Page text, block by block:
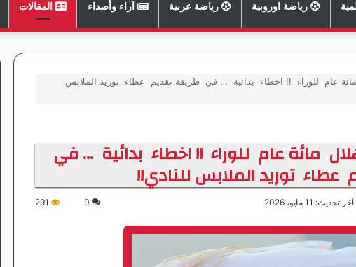
رياضة اوروبية رياضة عربية آراء وأصداء المقالات
عام للوراء !! اخطاء بدائية … في طريقة تقديم عطاء توريد الملابس
مائة عام للوراء !! اخطاء بدائية … في
عطاء توريد الملابس للنادي!!
آخر تحديث: 11 مايو، 2026 0
291